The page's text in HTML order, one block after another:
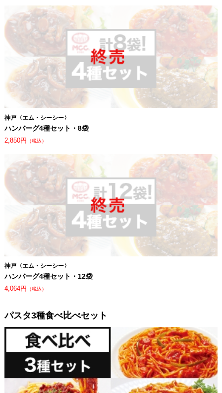
神戸〈エム・シーシー〉
ハンバーグ4種セット・8袋
2,850円 （税込）
神戸〈エム・シーシー〉
ハンバーグ4種セット・12袋
4,064円 （税込）
パスタ3種食べ比べセット